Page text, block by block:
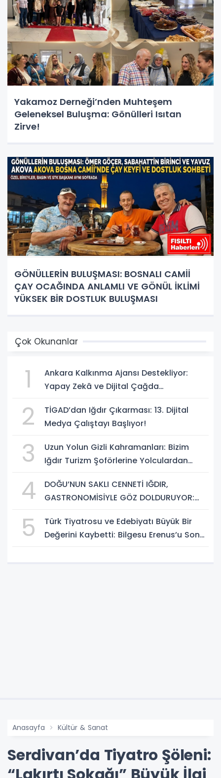
Yakamoz Derneği’nden Muhteşem
Geleneksel Buluşma: Gönülleri Isıtan
Zirve!
GÖNÜLLERİN BULUŞMASI: BOSNALI CAMİİ
ÇAY OCAĞINDA ANLAMLI VE GÖNÜL İKLİMİ
YÜKSEK BİR DOSTLUK BULUŞMASI
Çok Okunanlar
1
Ankara Kalkınma Ajansı Destekliyor:
Yapay Zekâ ve Dijital Çağda
Geliştirme Eğitimi Başlıyor!
2
TİGAD’dan Iğdır Çıkarması: 13. Dijital
Medya Çalıştayı Başlıyor!
3
Uzun Yolun Gizli Kahramanları: Bizim
Iğdır Turizm Şoförlerine Yolculardan
4
DOĞU’NUN SAKLI CENNETİ IĞDIR,
GASTRONOMİSİYLE GÖZ DOLDURUYOR:
BULUŞMA NOKTASI
5
Türk Tiyatrosu ve Edebiyatı Büyük Bir
Değerini Kaybetti: Bilgesu Erenus’u Son
Anasayfa Kültür & Sanat
Serdivan’da Tiyatro Şöleni: